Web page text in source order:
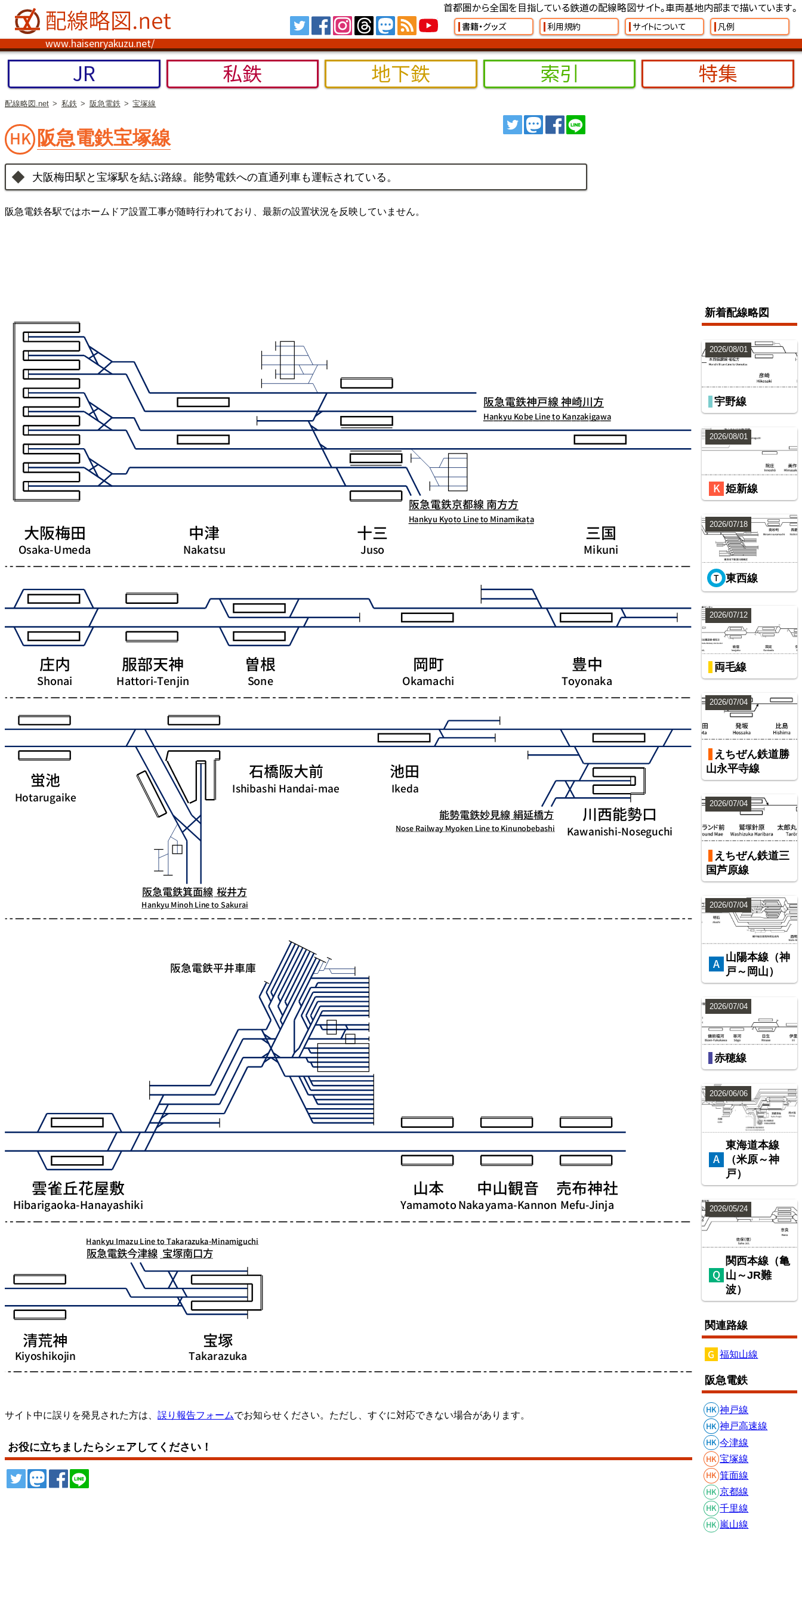
首都圏から全国を目指している鉄道の配線略図サイト。車両基地内部まで描いています。
書籍・グッズ 利用規約 サイトについて 凡例
www.haisenryakuzu.net/
Tw FB IG TH MS RSS
JR 私鉄 地下鉄 索引 特集
配線略図.net 私鉄 阪急電鉄 宝塚線
ツイートトゥート
シェア
阪急電鉄宝塚線
大阪梅田駅と宝塚駅を結ぶ路線。能勢電鉄への直通列車も運転されている。
阪急電鉄各駅ではホームドア設置工事が随時行われており、最新の設置状況を反映していません。
サイト中に誤りを発見された方は、 誤り報告フォームでお知らせください。ただし、すぐに対応できない場合があります。
お役に立ちましたらシェアしてください！
ツイートトゥート
シェア
新着配線略図
宇野線
2026/08/01
姫新線
2026/08/01
東西線
2026/07/18
両毛線
2026/07/12
えちぜん鉄道勝
山永平寺線
2026/07/04
えちぜん鉄道三
国芦原線
2026/07/04
山陽本線（神
戸～岡山）
2026/07/04
赤穂線
2026/07/04
東海道本線
（米原～神
戸）
2026/06/06
関西本線（亀
山～JR難
波）
2026/05/24
関連路線
福知山線
阪急電鉄
神戸線
神戸高速線
今津線
宝塚線
箕面線
京都線
千里線
嵐山線